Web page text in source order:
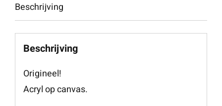
Beschrijving
Beschrijving
Origineel!
Acryl op canvas.